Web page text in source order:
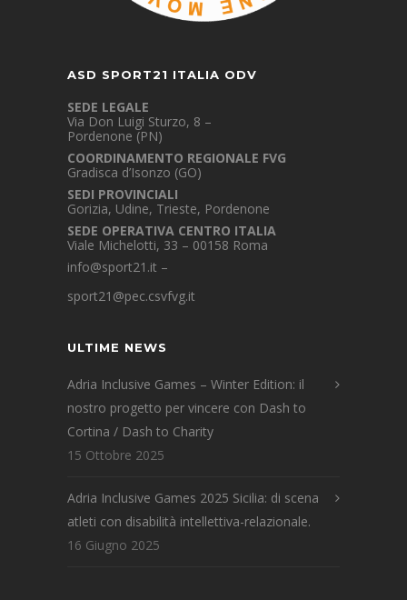
ASD SPORT21 ITALIA ODV
SEDE LEGALE
Via Don Luigi Sturzo, 8 –
Pordenone (PN)
COORDINAMENTO REGIONALE FVG
Gradisca d’Isonzo (GO)
SEDI PROVINCIALI
Gorizia, Udine, Trieste, Pordenone
SEDE OPERATIVA CENTRO ITALIA
Viale Michelotti, 33 – 00158 Roma
info@sport21.it –
sport21@pec.csvfvg.it
ULTIME NEWS
Adria Inclusive Games – Winter Edition: il
nostro progetto per vincere con Dash to
Cortina / Dash to Charity
15 Ottobre 2025
Adria Inclusive Games 2025 Sicilia: di scena
atleti con disabilità intellettiva-relazionale.
16 Giugno 2025